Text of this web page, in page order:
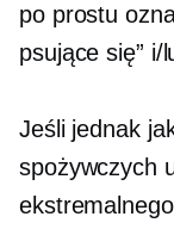
po prostu
psujące się” i/
Jeśli jednak
spożywczych